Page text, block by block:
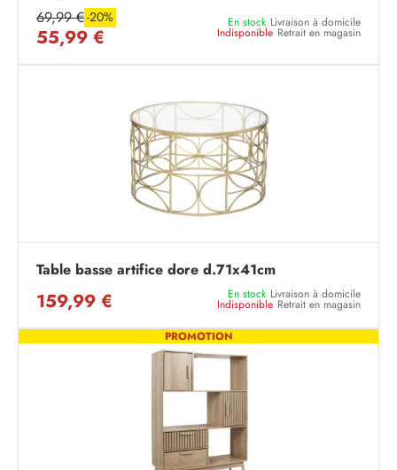
69,99 €-20%
55,99 €
En stock Livraison à domicile
Indisponible Retrait en magasin
Table basse artifice dore d.71x41cm
159,99 € En stock Livraison à domicile
Indisponible Retrait en magasin
PROMOTION